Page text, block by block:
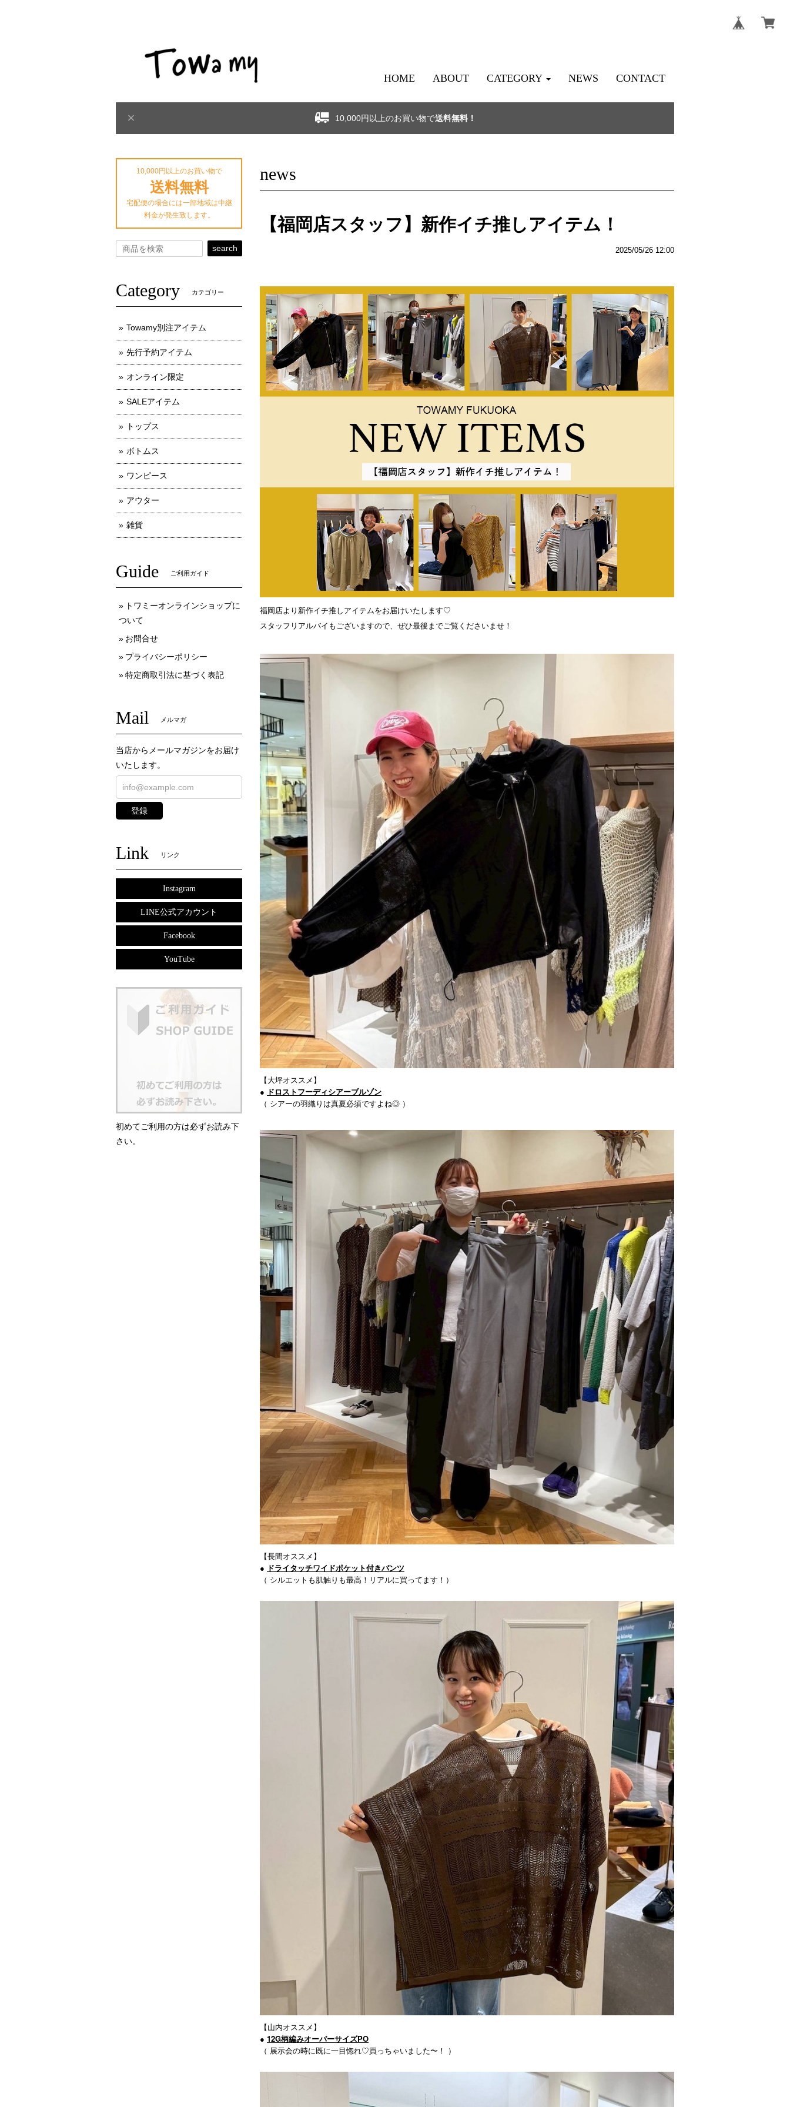
HOME ABOUT CATEGORY NEWS CONTACT
10,000円以上のお買い物で送料無料！
news
【福岡店スタッフ】新作イチ推しアイテム！
2025/05/26 12:00
福岡店より新作イチ推しアイテムをお届けいたします♡
スタッフリアルバイもございますので、ぜひ最後までご覧くださいませ！
【大坪オススメ】
● ドロストフーディシアーブルゾン
（ シアーの羽織りは真夏必須ですよね◎ ）
【長間オススメ】
● ドライタッチワイドポケット付きパンツ
（ シルエットも肌触りも最高！リアルに買ってます！）
【山内オススメ】
● 12G柄編みオーバーサイズPO
（ 展示会の時に既に一目惚れ♡買っちゃいました〜！ ）
10,000円以上のお買い物で
送料無料
宅配便の場合には一部地域は中継
料金が発生致します。
search
Category カテゴリー
Towamy別注アイテム
先行予約アイテム
オンライン限定
SALEアイテム
トップス
ボトムス
ワンピース
アウター
雑貨
Guide ご利用ガイド
トワミーオンラインショップに
ついて
お問合せ
プライバシーポリシー
特定商取引法に基づく表記
Mail メルマガ
当店からメールマガジンをお届け
いたします。
登録
Link リンク
Instagram
LINE公式アカウント
Facebook
YouTube
初めてご利用の方は必ずお読み下
さい。